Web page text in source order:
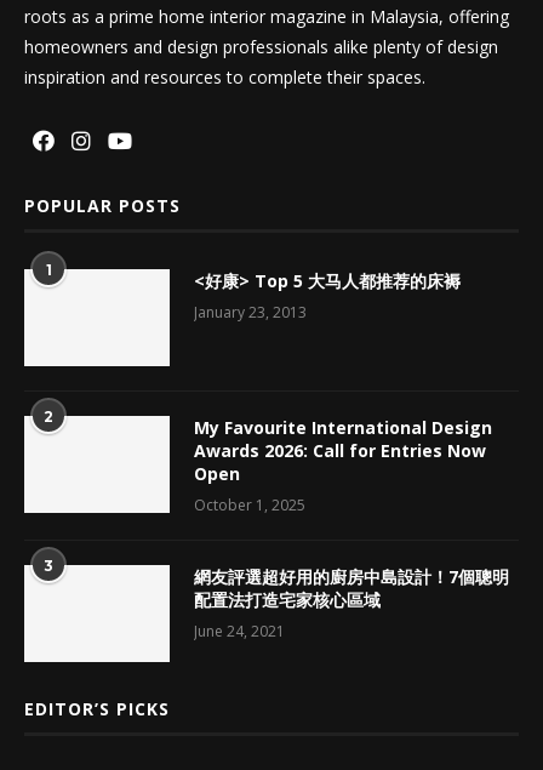
roots as a prime home interior magazine in Malaysia, offering
homeowners and design professionals alike plenty of design
inspiration and resources to complete their spaces.
POPULAR POSTS
1 <好康> Top 5 大马人都推荐的床褥
January 23, 2013
2
My Favourite International Design
Awards 2026: Call for Entries Now
Open
October 1, 2025
3
網友評選超好用的廚房中島設計！7個聰明
配置法打造宅家核心區域
June 24, 2021
EDITOR’S PICKS